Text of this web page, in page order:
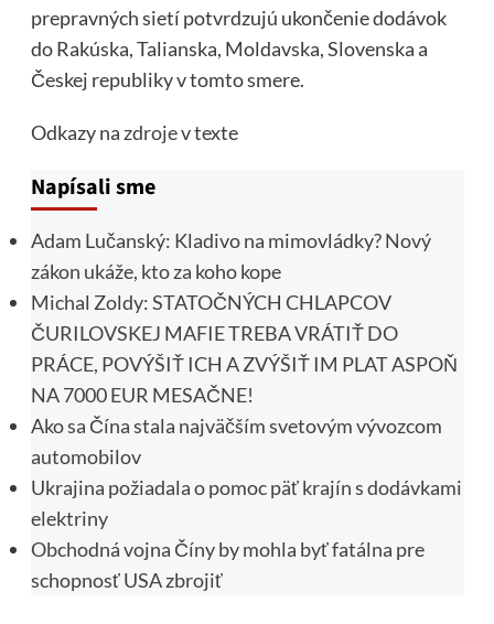
prepravných sietí potvrdzujú ukončenie dodávok
do Rakúska, Talianska, Moldavska, Slovenska a
Českej republiky v tomto smere.
Odkazy na zdrojev texte
Napísali sme
Adam Lučanský: Kladivo na mimovládky? Nový
zákon ukáže, kto za koho kope
Michal Zoldy: STATOČNÝCH CHLAPCOV
ČURILOVSKEJ MAFIE TREBA VRÁTIŤ DO
PRÁCE, POVÝŠIŤ ICH A ZVÝŠIŤ IM PLAT ASPOŇ
NA 7000 EUR MESAČNE!
Ako sa Čína stala najväčším svetovým vývozcom
automobilov
Ukrajina požiadala o pomoc päť krajín s dodávkami
elektriny
Obchodná vojna Číny by mohla byť fatálna pre
schopnosť USA zbrojiť